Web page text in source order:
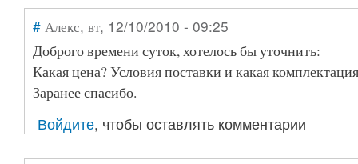
# Алекс, вт, 12/10/2010 - 09:25
Доброго времени суток, хотелось бы уточнить:
Какая цена? Условия поставки и какая
Заранее спасибо.
Войдите, чтобы оставлять комментарии